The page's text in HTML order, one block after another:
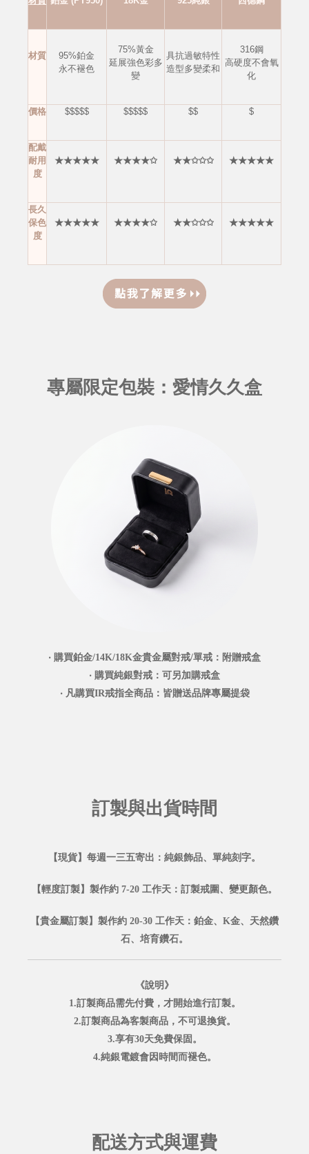
材質
95%鉑金
永不褪色
75%黃金
延展強色彩多
變
具抗過敏特性
造型多變柔和
316鋼
高硬度不會氧
化
價格 $$$$$ $$$$$ $$ $
配戴
耐用
度
★★★★★ ★★★★✩ ★★✩✩✩ ★★★★★
長久
保色
度
★★★★★ ★★★★✩ ★★✩✩✩ ★★★★★
專屬限定包裝：愛情久久盒
‧ 購買鉑金/14K/18K金貴金屬對戒/單戒：附贈戒盒
‧ 購買純銀對戒：可另加購戒盒
‧ 凡購買IR戒指全商品：皆贈送品牌專屬提袋
訂製與出貨時間
【現貨】每週一三五寄出：純銀飾品、單純刻字。
【輕度訂製】製作約 7-20 工作天：訂製戒圍、變更顏色。
【貴金屬訂製】製作約 20-30 工作天：鉑金、K金、天然鑽
石、培育鑽石。
《說明》
1.訂製商品需先付費，才開始進行訂製。
2.訂製商品為客製商品，不可退換貨。
3.享有30天免費保固。
4.純銀電鍍會因時間而褪色。
配送方式與運費